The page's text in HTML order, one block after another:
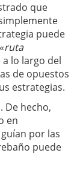
que
puede
ruta
lo largo del
de opuestos
estrategias.
De hecho,
en
por las
puede